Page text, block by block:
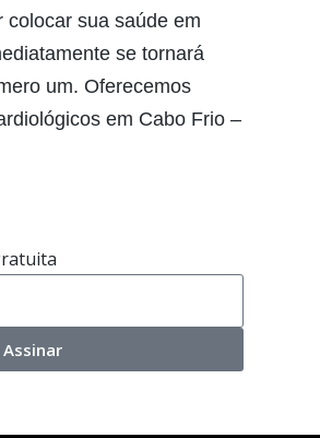
colocar sua saúde em
se tornará
um. Oferecemos
em Cabo Frio –
Assinar